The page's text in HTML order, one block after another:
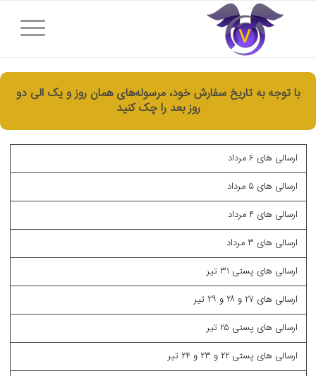
با توجه به تاریخ سفارش خود، مرسوله‌های همان روز و یک الی دو
روز بعد را چک کنید
ارسالی های ۶ مرداد
ارسالی های ۵ مرداد
ارسالی های ۴ مرداد
ارسالی های ۳ مرداد
ارسالی های پستی ۳۱ تیر
ارسالی های ۲۷ و ۲۸ و ۲۹ تیر
ارسالی های پستی ۲۵ تیر
ارسالی های پستی ۲۲ و ۲۳ و ۲۴ تیر